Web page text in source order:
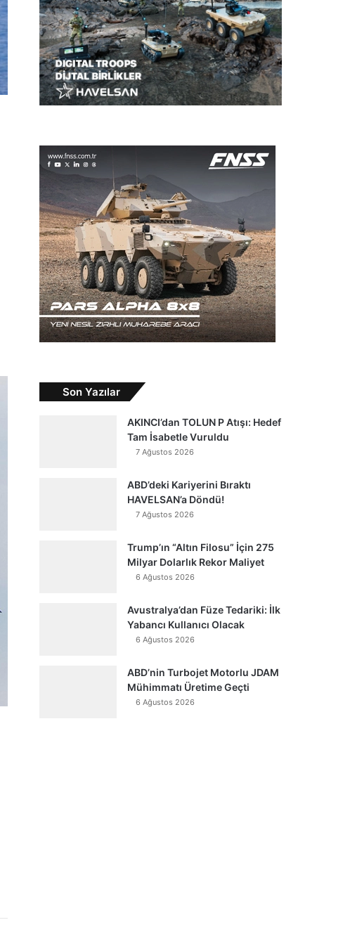
Son Yazılar
AKINCI’dan TOLUN P Atışı: Hedef
Tam İsabetle Vuruldu
7 Ağustos 2026
ABD’deki Kariyerini Bıraktı
HAVELSAN’a Döndü!
7 Ağustos 2026
Trump’ın “Altın Filosu” İçin 275
Milyar Dolarlık Rekor Maliyet
6 Ağustos 2026
Avustralya’dan Füze Tedariki: İlk
Yabancı Kullanıcı Olacak
6 Ağustos 2026
ABD’nin Turbojet Motorlu JDAM
Mühimmatı Üretime Geçti
6 Ağustos 2026